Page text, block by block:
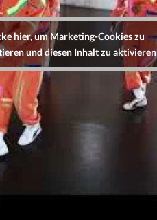
hier, um Marketing-Cookies zu
und diesen Inhalt zu aktivieren